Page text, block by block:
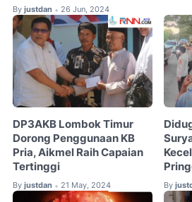
By justdan • 26 Jun, 2024
DP3AKB Lombok Timur
Dorong Penggunaan KB
Pria, Aikmel Raih Capaian
Tertinggi
By justdan • 21 May, 2024 By